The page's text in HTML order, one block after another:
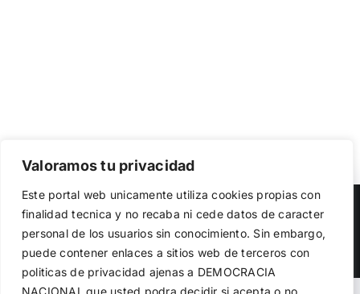
Valoramos tu privacidad
Este portal web unicamente utiliza cookies propias con
finalidad tecnica y no recaba ni cede datos de caracter
personal de los usuarios sin conocimiento. Sin embargo,
puede contener enlaces a sitios web de terceros con
politicas de privacidad ajenas a DEMOCRACIA
NACIONAL que usted podra decidir si acepta o no
Copyright 2023 | Democracia Nacional | All Rights Reserved
Facebook
TwitterInstagram
el funcionamiento de la web, medir su uso y mejorar
nuestros servicios. Puede aceptar todas las cookies,
rechazar las no necesarias o configurar sus preferencias.
Política de cookies
Aceptar todo